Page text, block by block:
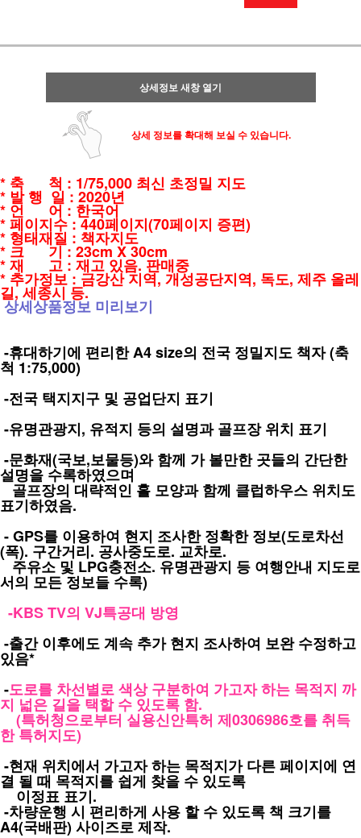
상세정보 새창 열기
상세 정보를 확대해 보실 수 있습니다.
* 축 척 : 1/75,000 최신 초정밀 지도
* 발 행 일 : 2020년
* 언 어 : 한국어
* 페이지수 : 440페이지(70페이지 증편)
* 형태재질 : 책자지도
* 크 기 : 23cm X 30cm
* 재 고 : 재고 있음. 판매중
* 추가정보 : 금강산 지역, 개성공단지역, 독도, 제주 올레
길, 세종시 등.
상세상품정보 미리보기
-휴대하기에 편리한 A4 size의 전국 정밀지도 책자 (축
척 1:75,000)
-전국 택지지구 및 공업단지 표기
-유명관광지, 유적지 등의 설명과 골프장 위치 표기
-문화재(국보,보물등)와 함께 가 볼만한 곳들의 간단한
설명을 수록하였으며
골프장의 대략적인 홀 모양과 함께 클럽하우스 위치도
표기하였음.
- GPS를 이용하여 현지 조사한 정확한 정보(도로차선
(폭). 구간거리. 공사중도로. 교차로.
주유소 및 LPG충전소. 유명관광지 등 여행안내 지도로
서의 모든 정보들 수록)
-KBS TV의 VJ특공대 방영
-출간 이후에도 계속 추가 현지 조사하여 보완 수정하고
있음*
-도로를 차선별로 색상 구분하여 가고자 하는 목적지 까
지 넓은 길을 택할 수 있도록 함.
(특허청으로부터 실용신안특허 제0306986호를 취득
한 특허지도)
-현재 위치에서 가고자 하는 목적지가 다른 페이지에 연
결 될 때 목적지를 쉽게 찾을 수 있도록
이정표 표기.
-차량운행 시 편리하게 사용 할 수 있도록 책 크기를
A4(국배판) 사이즈로 제작.